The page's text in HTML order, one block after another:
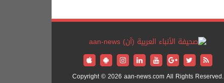
Copyright © 2026 aan-news.com All Rights Reserved.